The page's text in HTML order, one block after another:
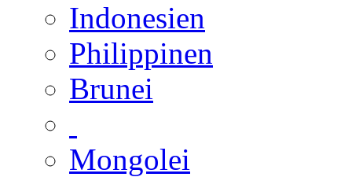
Indonesien
Philippinen
Brunei
Mongolei